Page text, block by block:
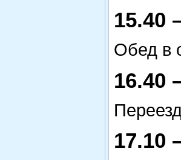
15.40
Обед в
16.40
17.10